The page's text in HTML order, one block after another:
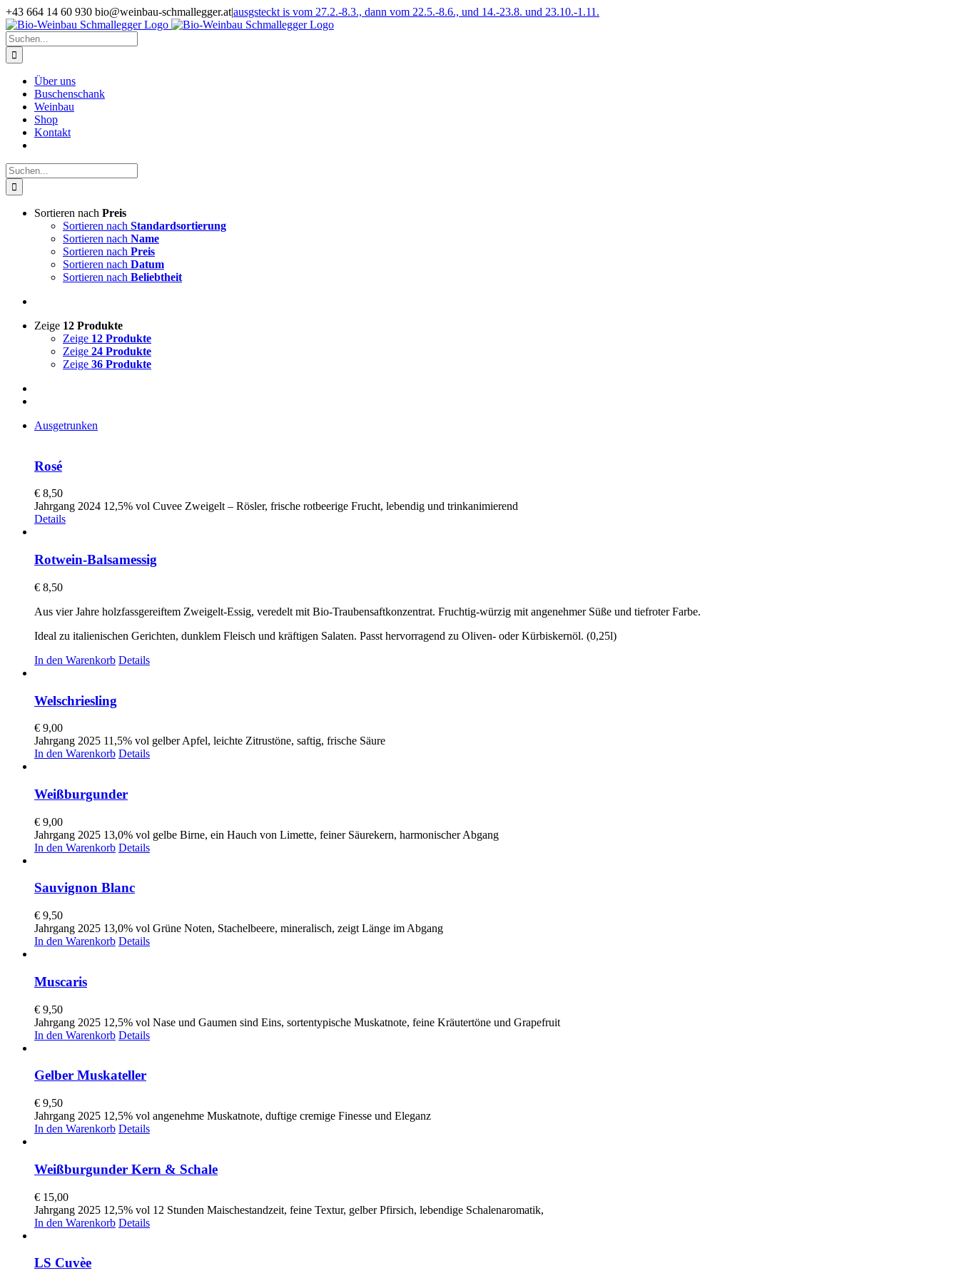
Zum
Inhalt
springen
+43 664 14 60 930 bio@weinbau-schmallegger.at|ausgsteckt is vom 27.2.-8.3., dann vom 22.5.-8.6., und 14.-23.8. und 23.10.-1.11.
Facebook
Instagram
Suche
nach:
Über uns
Buschenschank
Weinbau
Shop
Kontakt
Suche
nach:
Sortieren nach Preis
Sortieren nach Standardsortierung
Sortieren nach Name
Sortieren nach Preis
Sortieren nach Datum
Sortieren nach Beliebtheit
Zeige 12 Produkte
Zeige 12 Produkte
Zeige 24 Produkte
Zeige 36 Produkte
Ausgetrunken
Rosé
€ 8,50
Jahrgang 2024 12,5% vol Cuvee Zweigelt – Rösler, frische rotbeerige Frucht, lebendig und trinkanimierend
Details
Rotwein-Balsamessig
€ 8,50
Aus vier Jahre holzfassgereiftem Zweigelt-Essig, veredelt mit Bio-Traubensaftkonzentrat. Fruchtig-würzig mit angenehmer Süße und tiefroter Farbe.
Ideal zu italienischen Gerichten, dunklem Fleisch und kräftigen Salaten. Passt hervorragend zu Oliven- oder Kürbiskernöl. (0,25l)
In den Warenkorb Details
Welschriesling
€ 9,00
Jahrgang 2025 11,5% vol gelber Apfel, leichte Zitrustöne, saftig, frische Säure
In den Warenkorb Details
Weißburgunder
€ 9,00
Jahrgang 2025 13,0% vol gelbe Birne, ein Hauch von Limette, feiner Säurekern, harmonischer Abgang
In den Warenkorb Details
Sauvignon Blanc
€ 9,50
Jahrgang 2025 13,0% vol Grüne Noten, Stachelbeere, mineralisch, zeigt Länge im Abgang
In den Warenkorb Details
Muscaris
€ 9,50
Jahrgang 2025 12,5% vol Nase und Gaumen sind Eins, sortentypische Muskatnote, feine Kräutertöne und Grapefruit
In den Warenkorb Details
Gelber Muskateller
€ 9,50
Jahrgang 2025 12,5% vol angenehme Muskatnote, duftige cremige Finesse und Eleganz
In den Warenkorb Details
Weißburgunder Kern & Schale
€ 15,00
Jahrgang 2025 12,5% vol 12 Stunden Maischestandzeit, feine Textur, gelber Pfirsich, lebendige Schalenaromatik,
In den Warenkorb Details
LS Cuvèe